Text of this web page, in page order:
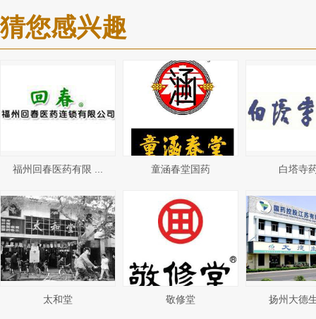
猜您感兴趣
福州回春医药有限 ... 童涵春堂国药 白塔寺
太和堂 敬修堂 扬州大德